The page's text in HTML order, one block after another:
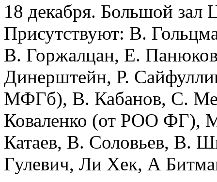
18 декабря. Большой
Присутствуют: В.
В. Горжалцан, Е.
Динерштейн, Р.
МФГб), В. Кабанов, С.
Коваленко (от РОО ФГ),
Катаев, В. Соловьев, В.
Гулевич, Ли Хек, А